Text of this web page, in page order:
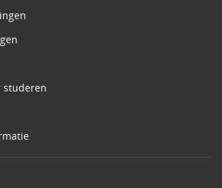
studeren